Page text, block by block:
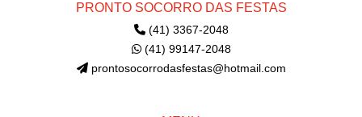
PRONTO SOCORRO DAS FESTAS
(41) 3367-2048
(41) 99147-2048
prontosocorrodasfestas@hotmail.com